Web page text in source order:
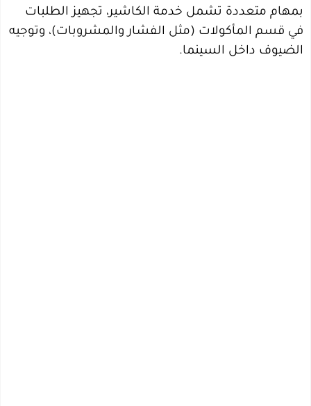
بمهام متعددة تشمل خدمة الكاشير، تجهيز الطلبات
في قسم المأكولات (مثل الفشار والمشروبات)، وتوجيه
الضيوف داخل السينما.